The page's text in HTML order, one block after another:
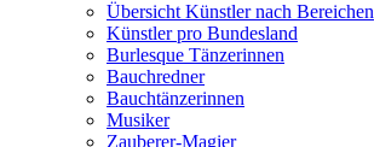
Übersicht Künstler nach Bereichen
Künstler pro Bundesland
Burlesque Tänzerinnen
Bauchredner
Bauchtänzerinnen
Musiker
Zauberer-Magier